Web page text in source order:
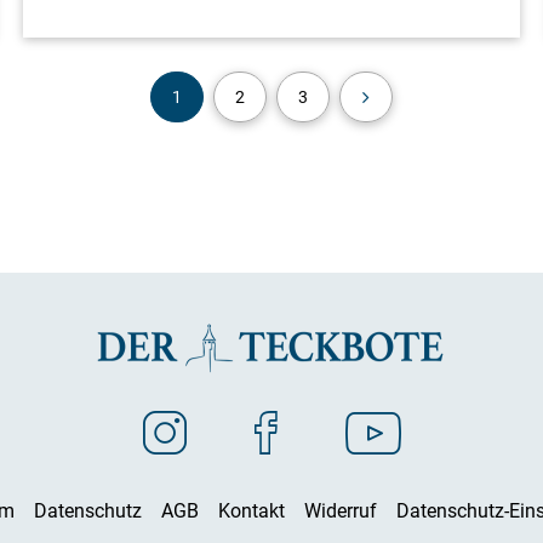
1 2 3
Datenschutz AGB Kontakt Widerruf Datenschutz-